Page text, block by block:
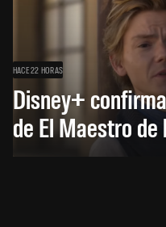
HACE 22 HORAS
Disney+
de El Maestro de